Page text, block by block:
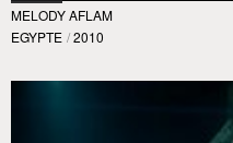
MELODY AFLAM
EGYPTE / 2010